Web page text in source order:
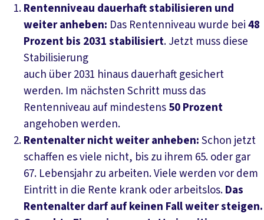
Rentenniveau dauerhaft stabilisieren und
weiter anheben: Das Rentenniveau wurde bei48
Prozent bis 2031 stabilisiert. Jetzt muss diese
Stabilisierung
auch über 2031 hinaus dauerhaft gesichert
werden. Im nächsten Schritt muss das
Rentenniveau auf mindestens50 Prozent
angehoben werden.
Rentenalter nicht weiter anheben:Schon jetzt
schaffen es viele nicht, bis zu ihrem 65. oder gar
67. Lebensjahr zu arbeiten. Viele werden vor dem
Eintritt in die Rente krank oder arbeitslos.Das
Rentenalter darf auf keinen Fall weiter steigen.